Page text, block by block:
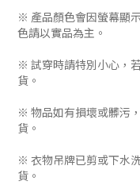
※ 產品顏色會因螢幕顯
色請以實品為主。
※ 試穿時請特別小心，
貨。
※ 物品如有損壞或髒污
貨。
※ 衣物吊牌已剪或下水
貨。